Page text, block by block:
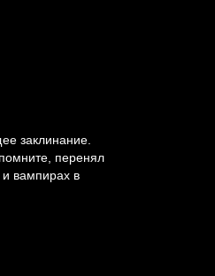
заклинание.
перенял
вампирах в